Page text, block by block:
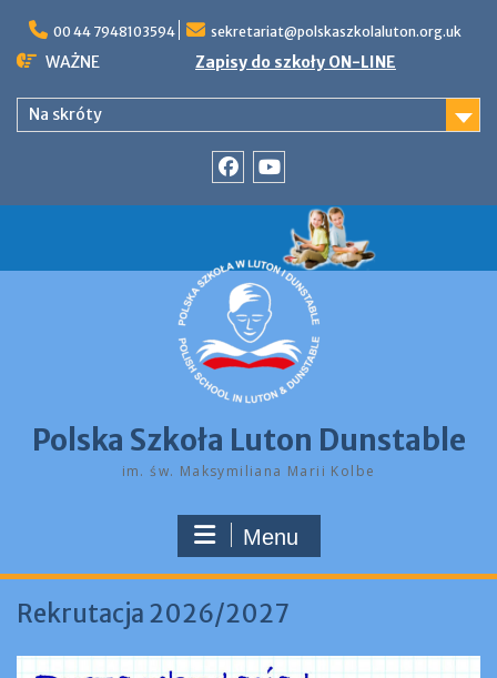
content
00 44 7948103594 sekretariat@polskaszkolaluton.org.uk
WAŻNE Zapisy do szkoły ON-LINE
Na skróty
Polska Szkoła Luton Dunstable
im. św. Maksymiliana Marii Kolbe
Menu
Rekrutacja 2026/2027